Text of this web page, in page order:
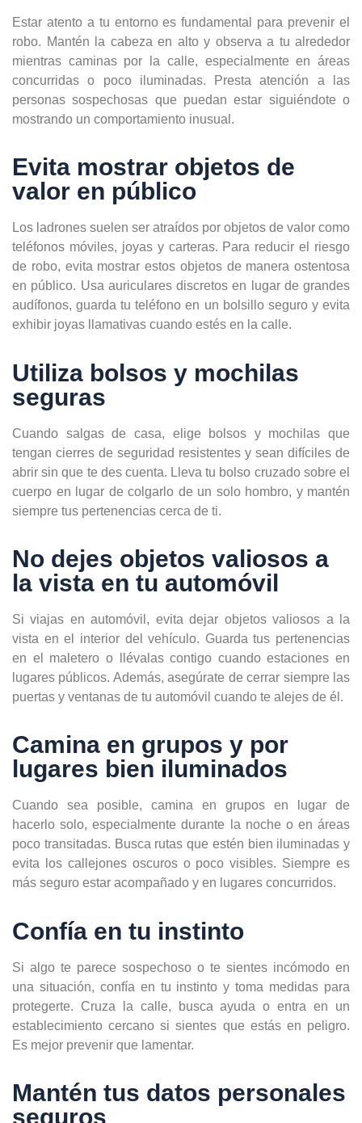
Estar atento a tu entorno es fundamental para prevenir el
robo. Mantén la cabeza en alto y observa a tu alrededor
mientras caminas por la calle, especialmente en áreas
concurridas o poco iluminadas. Presta atención a las
personas sospechosas que puedan estar siguiéndote o
mostrando un comportamiento inusual.
Evita mostrar objetos de
valor en público
Los ladrones suelen ser atraídos por objetos de valor como
teléfonos móviles, joyas y carteras. Para reducir el riesgo
de robo, evita mostrar estos objetos de manera ostentosa
en público. Usa auriculares discretos en lugar de grandes
audífonos, guarda tu teléfono en un bolsillo seguro y evita
exhibir joyas llamativas cuando estés en la calle.
Utiliza bolsos y mochilas
seguras
Cuando salgas de casa, elige bolsos y mochilas que
tengan cierres de seguridad resistentes y sean difíciles de
abrir sin que te des cuenta. Lleva tu bolso cruzado sobre el
cuerpo en lugar de colgarlo de un solo hombro, y mantén
siempre tus pertenencias cerca de ti.
No dejes objetos valiosos a
la vista en tu automóvil
Si viajas en automóvil, evita dejar objetos valiosos a la
vista en el interior del vehículo. Guarda tus pertenencias
en el maletero o llévalas contigo cuando estaciones en
lugares públicos. Además, asegúrate de cerrar siempre las
puertas y ventanas de tu automóvil cuando te alejes de él.
Camina en grupos y por
lugares bien iluminados
Cuando sea posible, camina en grupos en lugar de
hacerlo solo, especialmente durante la noche o en áreas
poco transitadas. Busca rutas que estén bien iluminadas y
evita los callejones oscuros o poco visibles. Siempre es
más seguro estar acompañado y en lugares concurridos.
Confía en tu instinto
Si algo te parece sospechoso o te sientes incómodo en
una situación, confía en tu instinto y toma medidas para
protegerte. Cruza la calle, busca ayuda o entra en un
establecimiento cercano si sientes que estás en peligro.
Es mejor prevenir que lamentar.
Mantén tus datos personales
seguros